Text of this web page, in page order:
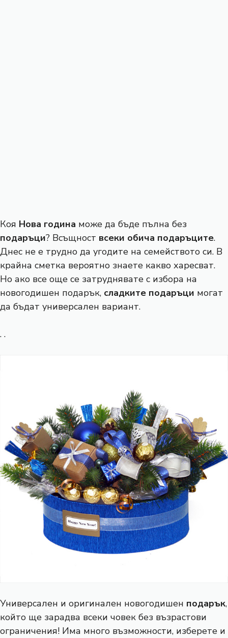
Коя Нова година може да бъде пълна без
подаръци? Всъщност всеки обича подаръците.
Днес не е трудно да угодите на семейството си. В
крайна сметка вероятно знаете какво харесват.
Но ако все още се затруднявате с избора на
новогодишен подарък, сладките подаръци могат
да бъдат универсален вариант.
. .
Универсален и оригинален новогодишен подарък,
който ще зарадва всеки човек без възрастови
ограничения! Има много възможности, изберете и